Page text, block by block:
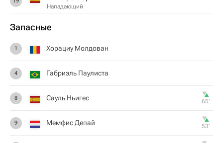
Нападающий
Запасные
1 Хорациу Молдован
4 Габриэль Паулиста
8 Сауль Ньигес 65‎’‎
9 Мемфис Депай 53‎’‎